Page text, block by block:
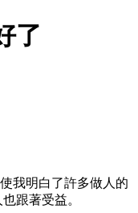
了
我明白了許多做人的
跟著受益。